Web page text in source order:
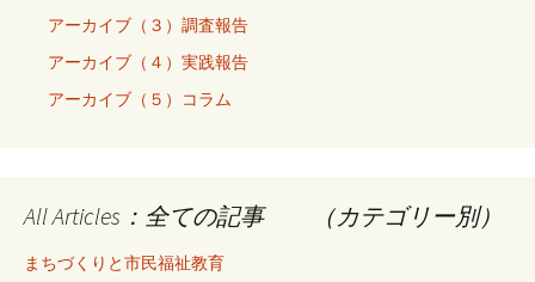
アーカイブ（３）調査報告
アーカイブ（４）実践報告
アーカイブ（５）コラム
All Articles：全ての記事 （カテゴリー別）
まちづくりと市民福祉教育